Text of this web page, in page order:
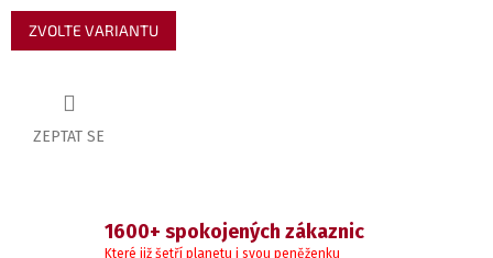
Měrná
cena:
ZVOLTE VARIANTU
ZEPTAT SE
1600+ spokojených zákaznic
Které již šetří planetu i svou peněženku